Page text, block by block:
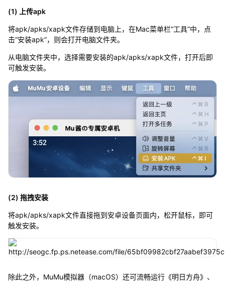
(1) 上传apk
将apk/apks/xapk文件存储到电脑上，在Mac菜单栏“工具”中，点
击“安装apk”，则会打开电脑文件夹。
从电脑文件夹中，选择需要安装的apk/apks/xapk文件，打开后即
可触发安装。
(2) 拖拽安装
将apk/apks/xapk文件直接拖到安卓设备页面内，松开鼠标，即可
触发安装。
除此之外，MuMu模拟器（macOS）还可流畅运行《明日方舟》、